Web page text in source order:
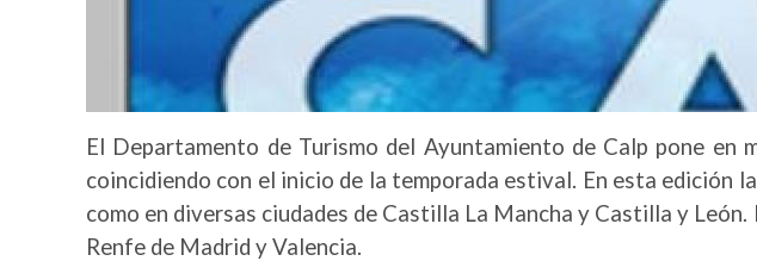
El Departamento de Turismo del Ayuntamiento de Calp pone
coincidiendo con el inicio de la temporada estival. En esta edición
como en diversas ciudades de Castilla La Mancha y Castilla y
Renfe de Madrid y Valencia.